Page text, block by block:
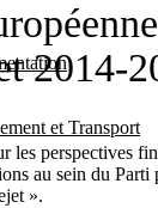
et Transport
2014-
les perspectives
au sein du Parti
».